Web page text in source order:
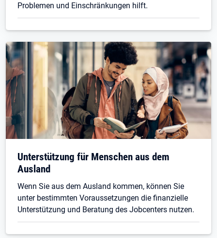
Problemen und Einschränkungen hilft.
Unterstützung für Menschen aus dem
Ausland
Wenn Sie aus dem Ausland kommen, können Sie
unter bestimmten Voraussetzungen die finanzielle
Unterstützung und Beratung des Jobcenters nutzen.